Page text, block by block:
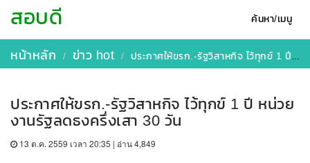
ค้นหา/เมนู
สอบดี
หน้าหลัก ข่าว hot ประกาศให้ขรก.-รัฐวิสาหกิจ ไว้ทุกข์ 1 ปี หน่วยงานรัฐลดธงครึ่งเสา 30 วัน
ประกาศให้ขรก.-รัฐวิสาหกิจ ไว้ทุกข์ 1 ปี หน่วย
งานรัฐลดธงครึ่งเสา 30 วัน
13 ต.ค. 2559 เวลา 20:35 | อ่าน 4,849